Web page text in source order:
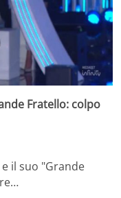
Fratello: colpo
il suo "Grande